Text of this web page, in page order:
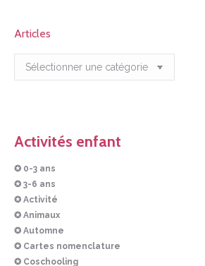
Articles
Articles
Activités enfant
✪ 0-3 ans
✪ 3-6 ans
✪ Activité
✪ Animaux
✪ Automne
✪ Cartes nomenclature
✪ Coschooling